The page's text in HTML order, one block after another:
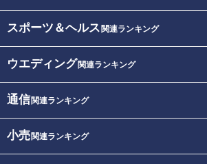
スポーツ＆ヘルス 関連ランキング
ウエディング関連ランキング
通信関連ランキング
小売関連ランキング